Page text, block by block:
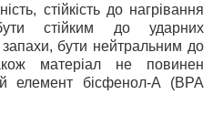
стійкість до нагрівання
стійким до ударних
бути нейтральним до
матеріал не повинен
елемент бісфенол-А (BPA